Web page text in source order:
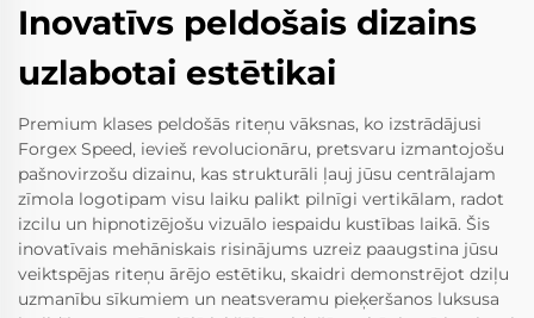
Inovatīvs peldošais dizains
uzlabotai estētikai
Premium klases peldošās riteņu vāksnas, ko izstrādājusi
Forgex Speed, ievieš revolucionāru, pretsvaru izmantojošu
pašnovirzošu dizainu, kas strukturāli ļauj jūsu centrālajam
zīmola logotipam visu laiku palikt pilnīgi vertikālam, radot
izcilu un hipnotizējošu vizuālo iespaidu kustības laikā. Šis
inovatīvais mehāniskais risinājums uzreiz paaugstina jūsu
veiktspējas riteņu ārējo estētiku, skaidri demonstrējot dziļu
uzmanību sīkumiem un neatsveramu pieķeršanos luksusa